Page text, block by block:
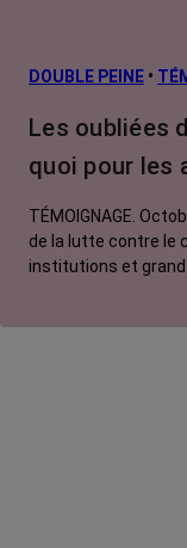
DOUBLE PEINE •
Les oubliées
quoi pour les
TÉMOIGNAGE.
de la lutte contre le
institutions et grand